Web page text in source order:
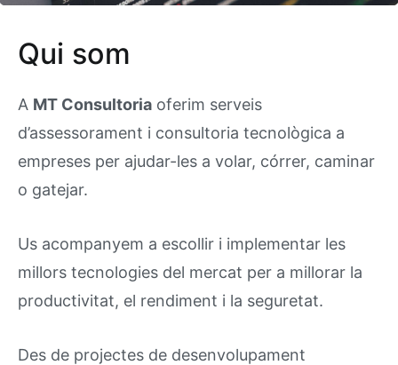
Qui som
A MT Consultoria oferim serveis
d’assessorament i consultoria tecnològica a
empreses per ajudar-les a volar, córrer, caminar
o gatejar.
Us acompanyem a escollir i implementar les
millors tecnologies del mercat per a millorar la
productivitat, el rendiment i la seguretat.
Des de projectes de desenvolupament